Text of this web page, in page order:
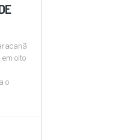
oito
o